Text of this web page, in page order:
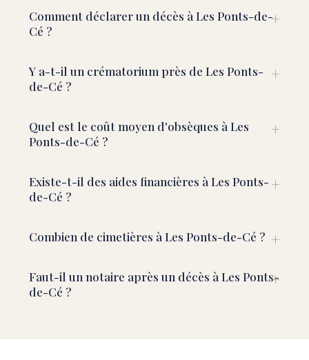
Comment déclarer un décès à Les Ponts-de-
Cé ?
Y a-t-il un crématorium près de Les Ponts-
de-Cé ?
Quel est le coût moyen d'obsèques à Les
Ponts-de-Cé ?
Existe-t-il des aides financières à Les Ponts-
de-Cé ?
Combien de cimetières à Les Ponts-de-Cé ?
Faut-il un notaire après un décès à Les Ponts-
de-Cé ?